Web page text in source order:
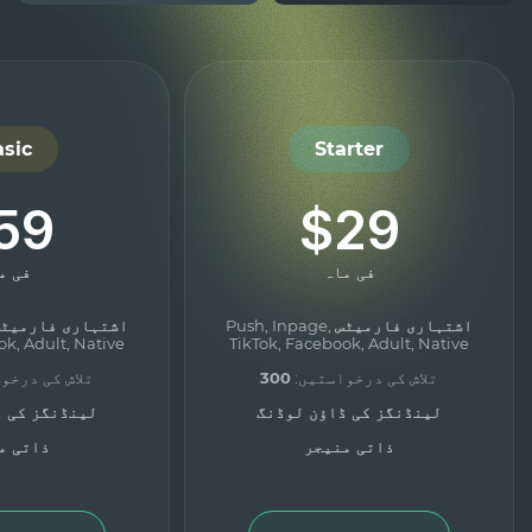
Starter
$29
فی ماہ
اشتہاری فارمیٹس Push, Inpage,
TikTok, Facebook, Adult, Native
تلاش کی درخواستیں: 300
لینڈنگز کی ڈاؤن لوڈنگ
ذاتی منیجر
فی
اشتہاری
Adult, Native
تلاش کی
لینڈنگز کی
ذاتی